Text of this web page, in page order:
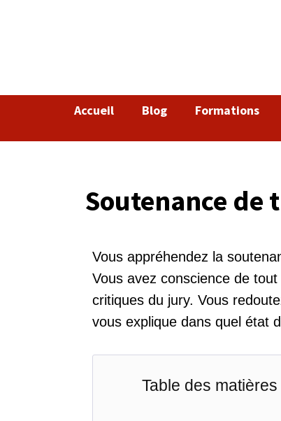
Accueil Blog Formations
Soutenance de
Vous appréhendez la
Vous avez conscience de
critiques du jury. Vous
vous explique dans quel état
Table des matières